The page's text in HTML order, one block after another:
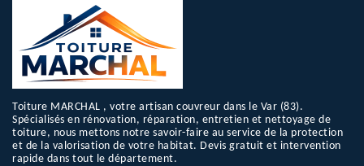
Toiture MARCHAL , votre artisan couvreur dans le Var (83).
Spécialisés en rénovation, réparation, entretien et nettoyage de
toiture, nous mettons notre savoir-faire au service de la protection
et de la valorisation de votre habitat. Devis gratuit et intervention
rapide dans tout le département.